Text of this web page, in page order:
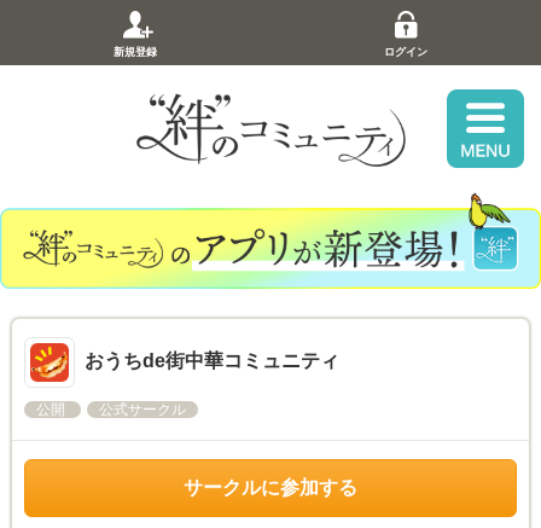
新規登録 ログイン
おうちde街中華コミュニティ
公開 公式サークル
サークルに参加する